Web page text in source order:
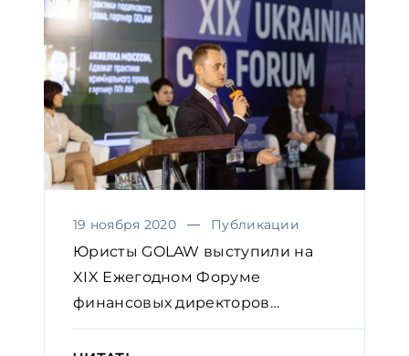
19 ноября 2020 Публикации
Юристы GOLAW выступили на
XIX Ежегодном Форуме
финансовых директоров
Украины